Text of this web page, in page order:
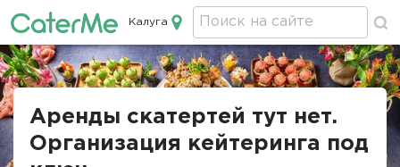
Кейтеринг в Калуге
Калуга
Строка
Аренды скатертей тут нет.
Организация кейтеринга под